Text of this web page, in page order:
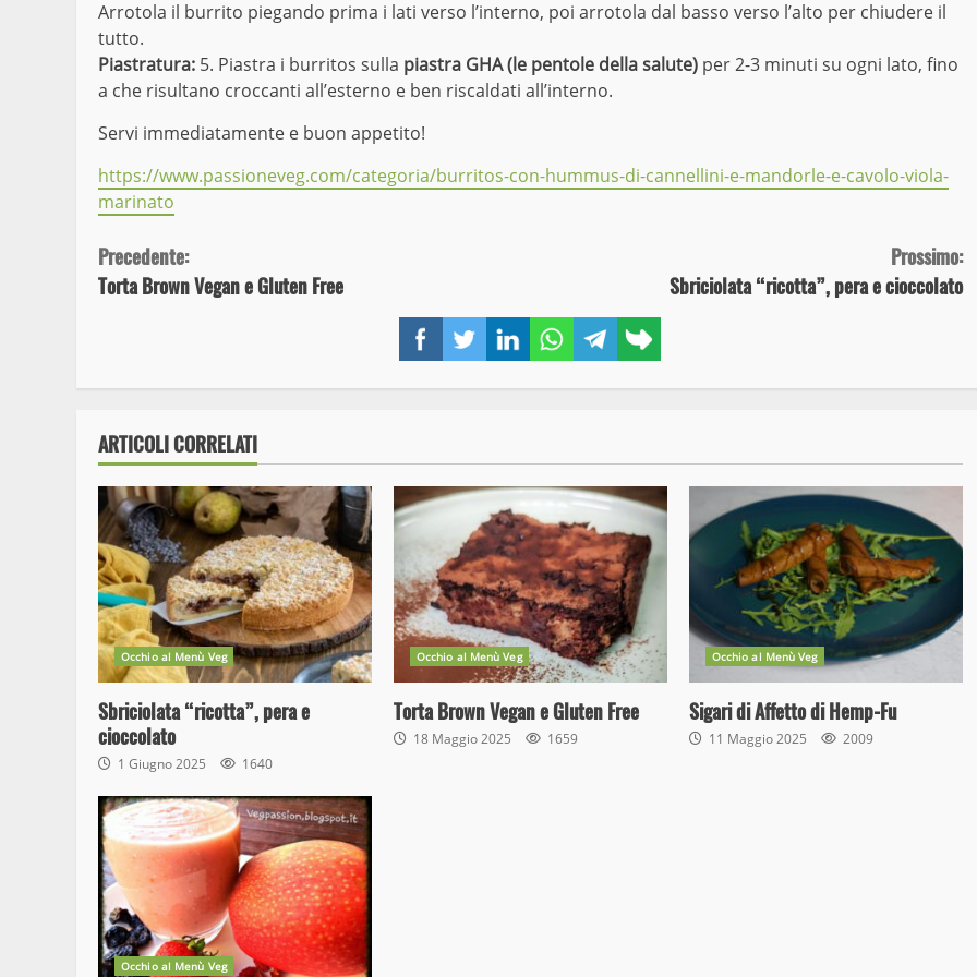
FacebookTwitterLinkedInWhatsAppTelegram
link
Arrotola il burrito piegando prima i lati verso l’interno, poi arrotola dal basso verso l’alto per chiudere il
tutto.
Piastratura: 5. Piastra i burritos sulla piastra GHA (le pentole della salute) per 2-3 minuti su ogni lato, fino
a che risultano croccanti all’esterno e ben riscaldati all’interno.
Servi immediatamente e buon appetito!
https://www.passioneveg.com/categoria/burritos-con-hummus-di-cannellini-e-mandorle-e-cavolo-viola-
marinato
Continue
Reading
Precedente:
Torta Brown Vegan e Gluten Free
Prossimo:
Sbriciolata “ricotta”, pera e cioccolato
ARTICOLI CORRELATI
Occhio al Menù Veg
Sbriciolata “ricotta”, pera e
cioccolato
1 Giugno 2025 1640
Occhio al Menù Veg
Torta Brown Vegan e Gluten Free
18 Maggio 2025 1659
Occhio al Menù Veg
Sigari di Affetto di Hemp-Fu
11 Maggio 2025 2009
Occhio al Menù Veg